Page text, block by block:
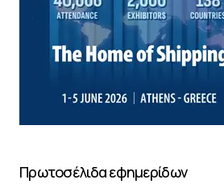
Πρωτοσέλιδα εφημερίδων